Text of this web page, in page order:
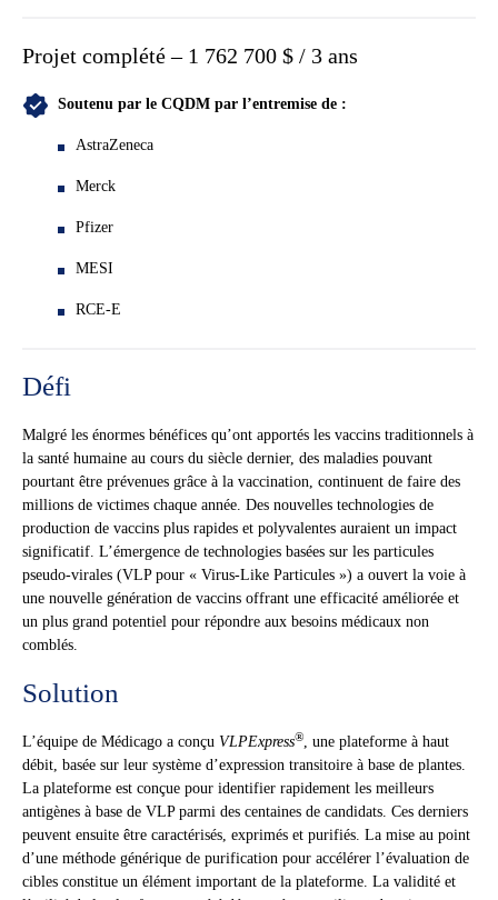
Projet complété – 1 762 700 $ / 3 ans
Soutenu par le CQDM par l’entremise de :
AstraZeneca
Merck
Pfizer
MESI
RCE-E
Défi
Malgré les énormes bénéfices qu’ont apportés les vaccins traditionnels à
la santé humaine au cours du siècle dernier, des maladies pouvant
pourtant être prévenues grâce à la vaccination, continuent de faire des
millions de victimes chaque année. Des nouvelles technologies de
production de vaccins plus rapides et polyvalentes auraient un impact
significatif. L’émergence de technologies basées sur les particules
pseudo-virales (VLP pour « Virus-Like Particules ») a ouvert la voie à
une nouvelle génération de vaccins offrant une efficacité améliorée et
un plus grand potentiel pour répondre aux besoins médicaux non
comblés.
Solution
L’équipe de Médicago a conçu VLPExpress®, une plateforme à haut
débit, basée sur leur système d’expression transitoire à base de plantes.
La plateforme est conçue pour identifier rapidement les meilleurs
antigènes à base de VLP parmi des centaines de candidats. Ces derniers
peuvent ensuite être caractérisés, exprimés et purifiés. La mise au point
d’une méthode générique de purification pour accélérer l’évaluation de
cibles constitue un élément important de la plateforme. La validité et